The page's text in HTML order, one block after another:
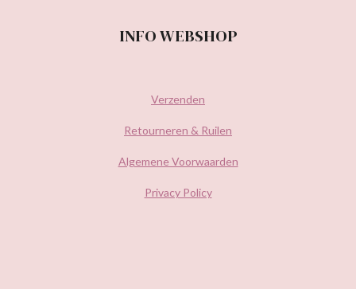
INFO WEBSHOP
Verzenden
Retourneren & Ruilen
Algemene Voorwaarden
Privacy Policy